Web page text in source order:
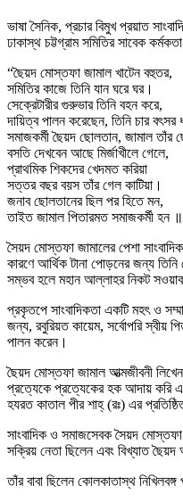
ভাষা সৈনিক, প্রচার বিমুখ প্রয়াত
ঢাকাস্থ চট্টগ্রাম সমিতির সাবেক
“ছৈয়দ মোস্তফা জামাল খাটেন বহুতর,
সমিতির কাজে তিনি যান ঘরে ঘর।
সেক্রেটারীর গুরুভার তিনি বহন করে,
দায়িত্ব পালন করেছেন, তিনি চার বৎসর
সমাজকর্মী ছৈয়দ ছোলতান, জামাল তাঁর
বসতি দেখবেন আছে মির্জাখীলে গেলে,
প্রাথমিক শিকদের খেদমত করিয়া
সত্তর বছর বয়স তাঁর গেল কাটিয়া।
জনাব ছোলতানের ছিল পর হিতে মন,
তাইত জামাল পিতারমত সমাজকর্মী হন
সৈয়দ মোস্তফা জামালের পেশা
কারণে আর্থিক টানা পোড়নের জন্য
সম্ভব হলে মহান আল্লাহর নিকট
প্রকৃতপে সাংবাদিকতা একটি মহৎ ও
জন্য, রবুরিয়ত কায়েম, সর্বোপরি স্বীয়
পালন করেন।
ছৈয়দ মোস্তফা জামাল আত্মজীবনী
প্রত্যেকে প্রত্যেকের হক আদায় করি
হযরত কাতাল পীর শাহ্ (রঃ) এর
সাংবাদিক ও সমাজসেবক সৈয়দ
সক্রিয় নেতা ছিলেন এবং বিখ্যাত
তাঁর বাবা ছিলেন কোলকাতাস্থ